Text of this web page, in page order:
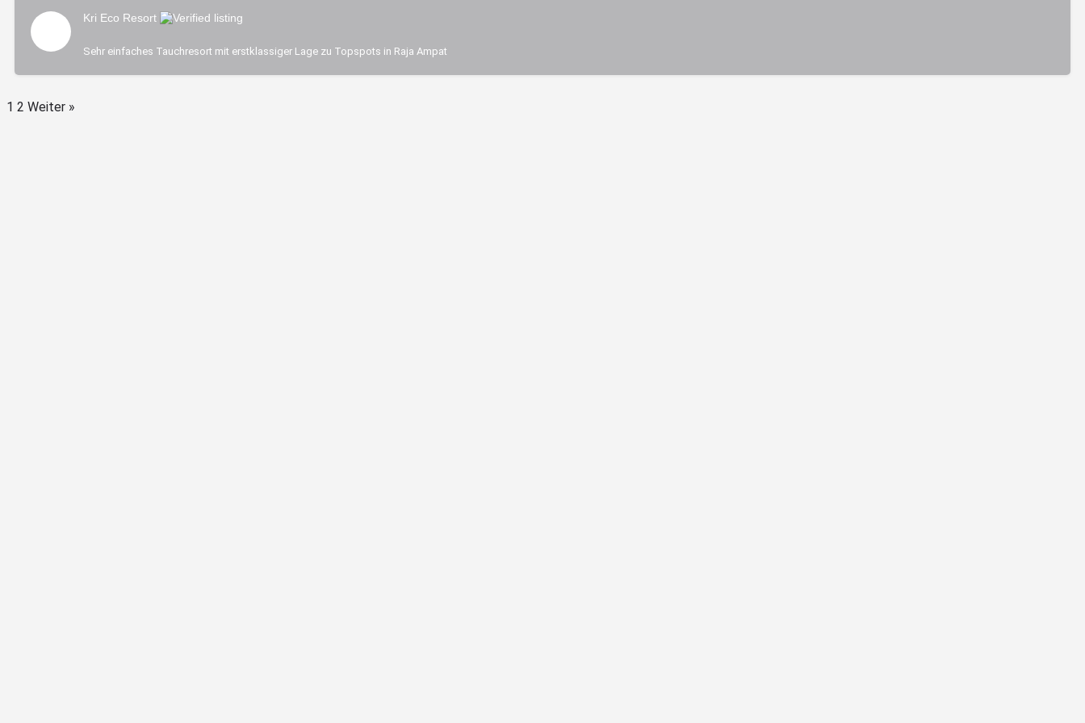
Kri Eco Resort
Sehr einfaches Tauchresort mit erstklassiger Lage zu Topspots in Raja Ampat
1 2 Weiter »